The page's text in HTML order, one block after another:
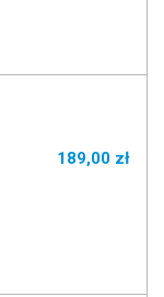
189,00 zł